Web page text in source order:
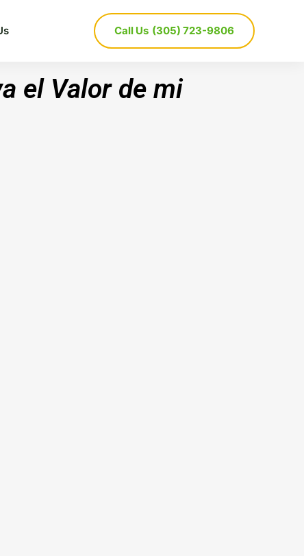
Call Us (305) 723-9806
el Valor de mi